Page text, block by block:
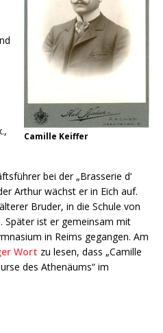
Camille Keiffer
bei der „Brasserie d‘
Arthur wächst er in Eich auf.
Bruder, in die Schule von
Später ist er gemeinsam mit
in Reims gegangen. Am
Wort zu lesen, dass „Camille
des Athenäums“ im